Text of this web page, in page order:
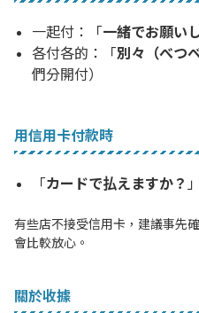
一起付：「一緒でお願い
各付各的：「別々（べつ
們分開付）
用信用卡付款時
「カードで払えますか？
有些店不接受信用卡，建議事先
會比較放心。
關於收據